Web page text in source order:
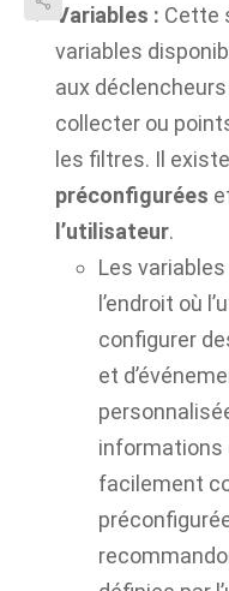
Variables : Cette
variables
aux
collecter ou
les filtres. Il
préconfigurées
l’utilisateur.
Les
l’endroit où
configurer
et
informations
facilement